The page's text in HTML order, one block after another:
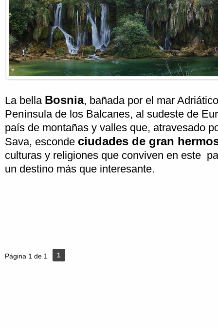
La bella Bosnia, bañada por el mar
Península de los Balcanes, al sudeste de
país de montañas y valles que, atravesado
Sava, esconde ciudades de gran
culturas y religiones que conviven en este
un destino más que interesante.
Página 1 de 1 1